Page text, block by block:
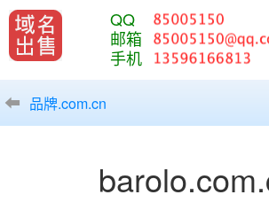
QQ
邮箱
手机
品牌.com.cn